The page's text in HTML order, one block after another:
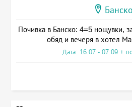
Банско
Почивка в Банско: 4=5 нощувки,
обяд и вечеря в хотел
Дата: 16.07 - 07.09 +